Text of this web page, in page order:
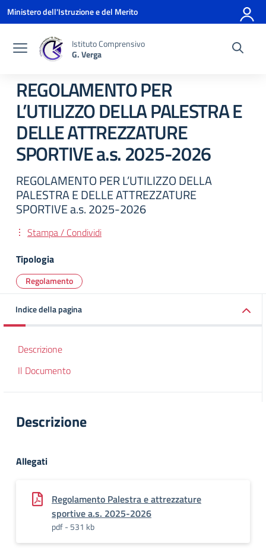
Vai ai contenuti
Vai al menu di navigazione
Vai al footer
Ministero dell'Istruzione e del Merito
Istituto Comprensivo
G. Verga
REGOLAMENTO PER
L’UTILIZZO DELLA PALESTRA E
DELLE ATTREZZATURE
SPORTIVE a.s. 2025-2026
REGOLAMENTO PER L’UTILIZZO DELLA
PALESTRA E DELLE ATTREZZATURE
SPORTIVE a.s. 2025-2026
Stampa / Condividi
Tipologia
Regolamento
Indice della pagina
Descrizione
Il Documento
Descrizione
Allegati
Regolamento Palestra e attrezzature
sportive a.s. 2025-2026
pdf - 531 kb